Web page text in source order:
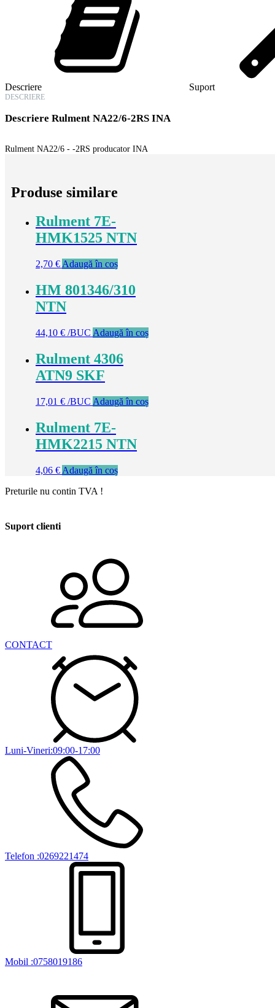
Descriere Suport
DESCRIERE
Descriere Rulment NA22/6-2RS INA
Rulment NA22/6 - -2RS producator INA
Produse similare
Rulment 7E-
HMK1525 NTN
2,70 € Adaugă în coș
HM 801346/310
NTN
44,10 € /BUC Adaugă în coș
Rulment 4306
ATN9 SKF
17,01 € /BUC Adaugă în coș
Rulment 7E-
HMK2215 NTN
4,06 € Adaugă în coș
Preturile nu contin TVA !
Suport clienti
CONTACT
Luni-Vineri:09:00-17:00
Telefon :0269221474
Mobil :0758019186